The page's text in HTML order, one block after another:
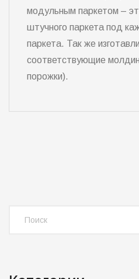
модульным паркетом –
штучного паркета под
паркета. Так же
соответствующие
порожки).